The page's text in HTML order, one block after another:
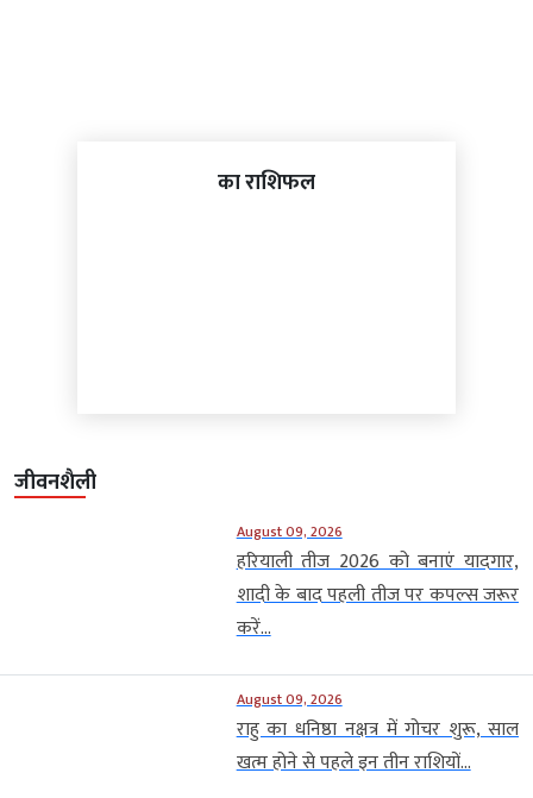
का राशिफल
जीवनशैली
August 09, 2026
हरियाली तीज 2026 को बनाएं यादगार,
शादी के बाद पहली तीज पर कपल्स जरूर
करें...
August 09, 2026
राहु का धनिष्ठा नक्षत्र में गोचर शुरू, साल
खत्म होने से पहले इन तीन राशियों...